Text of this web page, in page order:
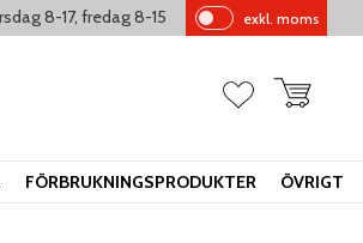
8-17, fredag 8-15
Pr
s
exkl. moms
FavoriterKundvagn
FÖRBRUKNINGSPRODUKTER ÖVRIGT